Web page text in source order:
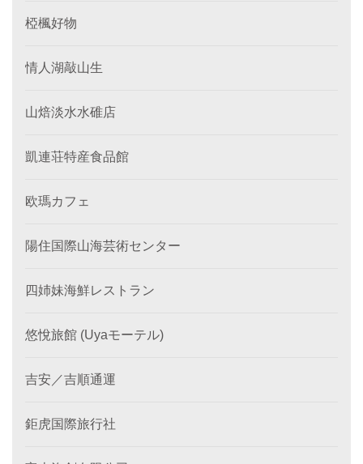
椏楓好物
情人湖敲山生
山焙淡水水碓店
凱連荘特産食品館
欧瑪カフェ
陽住国際山海芸術センター
四姉妹海鮮レストラン
悠悅旅館 (Uyaモーテル)
吉安／吉順通運
鉅虎国際旅行社